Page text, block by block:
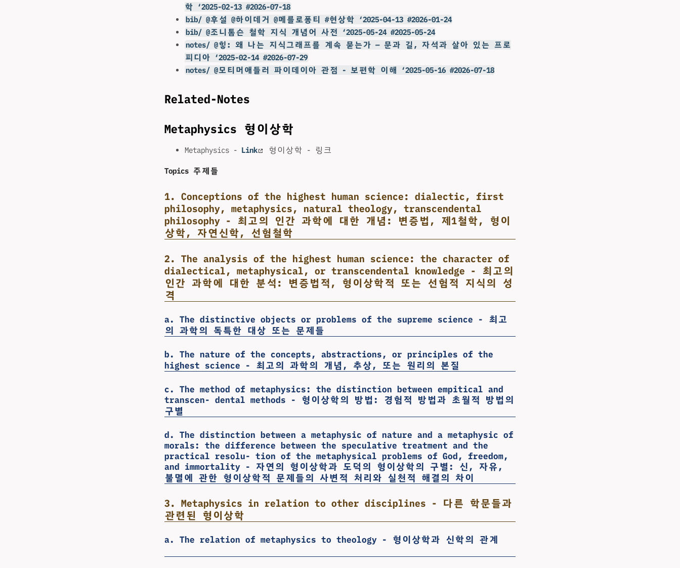
학 ‘2025-02-13 #2026-07-18
bib/ @후설 @하이데거 @메를로퐁티 #현상학 ‘2025-04-13 #2026-01-24
bib/ @조니톰슨 철학 지식 개념어 사전 ‘2025-05-24 #2025-05-24
notes/ @힣: 왜 나는 지식그래프를 계속 묻는가 — 문과 길, 자석과 살아 있는 프로
피디아 ‘2025-02-14 #2026-07-29
notes/ @모티머애들러 파이데이아 관점 - 보편학 이해 ‘2025-05-16 #2026-07-18
Related-Notes
Metaphysics 형이상학
Metaphysics - Link 형이상학 - 링크
Topics 주제들
1. Conceptions of the highest human science: dialectic, first
philosophy, metaphysics, natural theology, transcendental
philosophy - 최고의 인간 과학에 대한 개념: 변증법, 제1철학, 형이
상학, 자연신학, 선험철학
2. The analysis of the highest human science: the character of
dialectical, metaphysical, or transcendental knowledge - 최고의
인간 과학에 대한 분석: 변증법적, 형이상학적 또는 선험적 지식의 성
격
a. The distinctive objects or problems of the supreme science - 최고
의 과학의 독특한 대상 또는 문제들
b. The nature of the concepts, abstractions, or principles of the
highest science - 최고의 과학의 개념, 추상, 또는 원리의 본질
c. The method of metaphysics: the distinction between empitical and
transcen- dental methods - 형이상학의 방법: 경험적 방법과 초월적 방법의
구별
d. The distinction between a metaphysic of nature and a metaphysic of
morals: the difference between the speculative treatment and the
practical resolu- tion of the metaphysical problems of God, freedom,
and immortality - 자연의 형이상학과 도덕의 형이상학의 구별: 신, 자유,
불멸에 관한 형이상학적 문제들의 사변적 처리와 실천적 해결의 차이
3. Metaphysics in relation to other disciplines - 다른 학문들과
관련된 형이상학
a. The relation of metaphysics to theology - 형이상학과 신학의 관계